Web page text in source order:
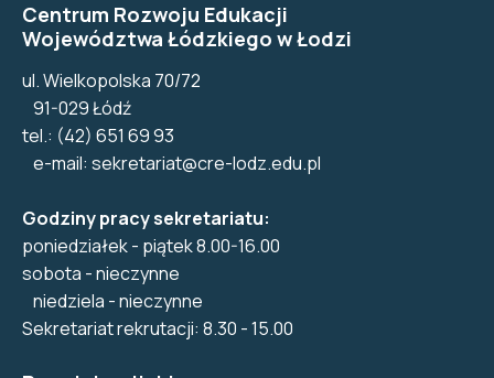
Centrum Rozwoju Edukacji
Województwa Łódzkiego w Łodzi
ul. Wielkopolska 70/72
91-029 Łódź
tel.: (42) 651 69 93
e-mail: sekretariat@cre-lodz.edu.pl
Godziny pracy sekretariatu:
poniedziałek - piątek 8.00-16.00
sobota - nieczynne
niedziela - nieczynne
Sekretariat rekrutacji: 8.30 - 15.00